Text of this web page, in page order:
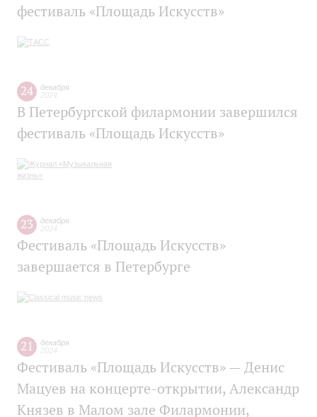
фестиваль «Площадь Искусств»
24
декабря
В Петербургской филармонии завершился
фестиваль «Площадь Искусств»
23
декабря
Фестиваль «Площадь Искусств»
завершается в Петербурге
21
декабря
Фестиваль «Площадь Искусств» — Денис
Мацуев на концерте-открытии, Александр
Князев в Малом зале Филармонии,